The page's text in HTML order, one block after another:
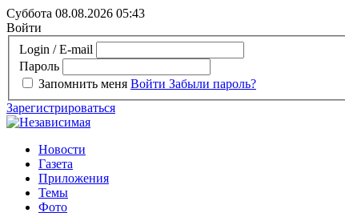
Суббота 08.08.2026 05:43
Войти
Login / E-mail
Пароль
Запомнить меня Войти Забыли пароль?
Зарегистрироваться
Новости
Газета
Приложения
Темы
Фото